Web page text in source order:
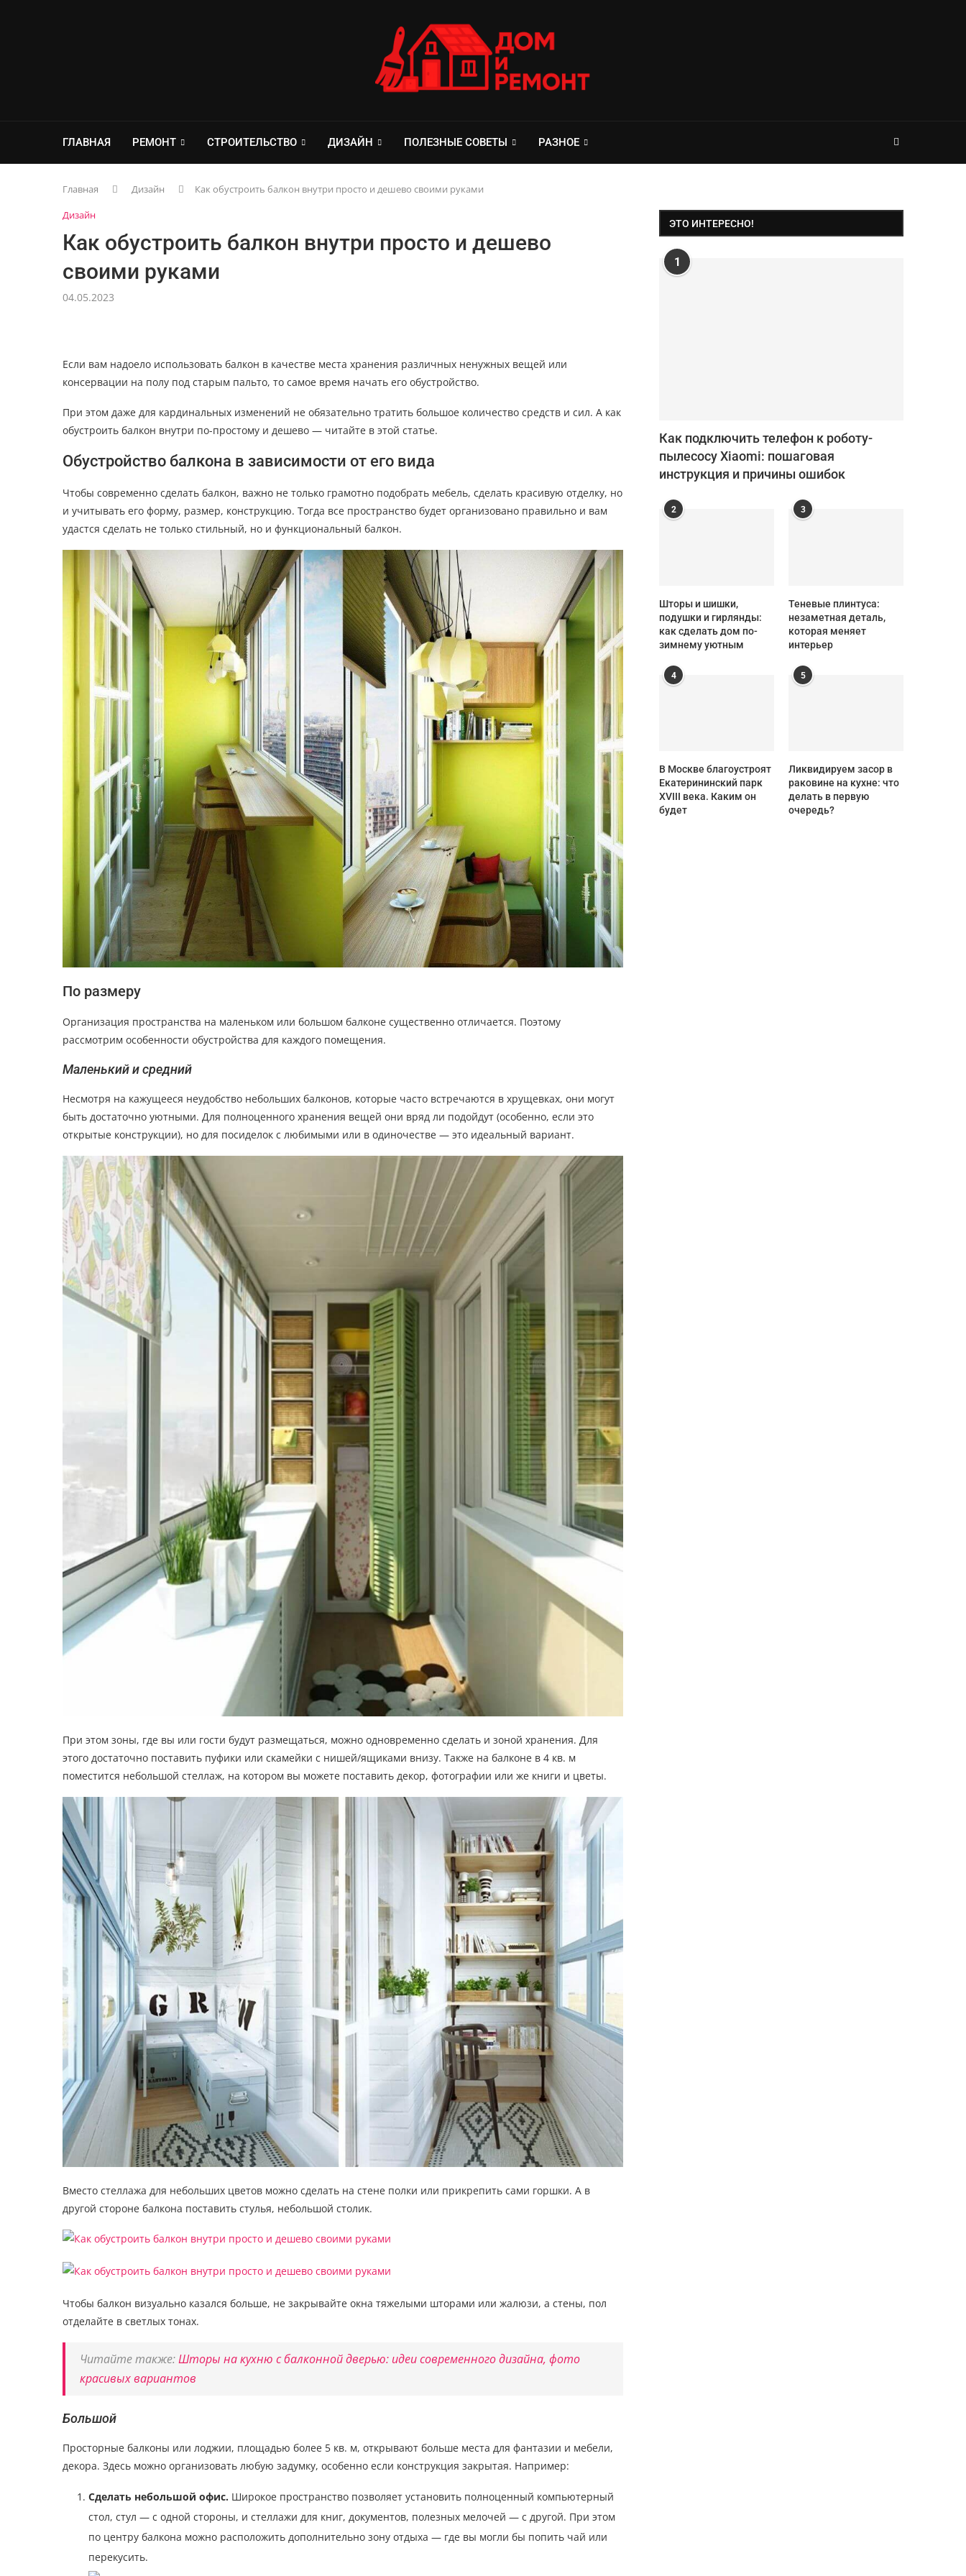
ГЛАВНАЯ РЕМОНТ СТРОИТЕЛЬСТВО ДИЗАЙН ПОЛЕЗНЫЕ СОВЕТЫ РАЗНОЕ
Главная Дизайн
Как обустроить балкон внутри просто и дешево своими руками
Дизайн
Как обустроить балкон внутри просто и дешево
своими руками
04.05.2023
Если вам надоело использовать балкон в качестве места хранения различных ненужных вещей или
консервации на полу под старым пальто, то самое время начать его обустройство.
При этом даже для кардинальных изменений не обязательно тратить большое количество средств и сил. А как
обустроить балкон внутри по-простому и дешево — читайте в этой статье.
Обустройство балкона в зависимости от его вида
Чтобы современно сделать балкон, важно не только грамотно подобрать мебель, сделать красивую отделку, но
и учитывать его форму, размер, конструкцию. Тогда все пространство будет организовано правильно и вам
удастся сделать не только стильный, но и функциональный балкон.
По размеру
Организация пространства на маленьком или большом балконе существенно отличается. Поэтому
рассмотрим особенности обустройства для каждого помещения.
Маленький и средний
Несмотря на кажущееся неудобство небольших балконов, которые часто встречаются в хрущевках, они могут
быть достаточно уютными. Для полноценного хранения вещей они вряд ли подойдут (особенно, если это
открытые конструкции), но для посиделок с любимыми или в одиночестве — это идеальный вариант.
При этом зоны, где вы или гости будут размещаться, можно одновременно сделать и зоной хранения. Для
этого достаточно поставить пуфики или скамейки с нишей/ящиками внизу. Также на балконе в 4 кв. м
поместится небольшой стеллаж, на котором вы можете поставить декор, фотографии или же книги и цветы.
Вместо стеллажа для небольших цветов можно сделать на стене полки или прикрепить сами горшки. А в
другой стороне балкона поставить стулья, небольшой столик.
Чтобы балкон визуально казался больше, не закрывайте окна тяжелыми шторами или жалюзи, а стены, пол
отделайте в светлых тонах.
Читайте также:Шторы на кухню с балконной дверью: идеи современного дизайна, фото
красивых вариантов
Большой
Просторные балконы или лоджии, площадью более 5 кв. м, открывают больше места для фантазии и мебели,
декора. Здесь можно организовать любую задумку, особенно если конструкция закрытая. Например:
Сделать небольшой офис. Широкое пространство позволяет установить полноценный компьютерный
стол, стул — с одной стороны, и стеллажи для книг, документов, полезных мелочей — с другой. При этом
по центру балкона можно расположить дополнительно зону отдыха — где вы могли бы попить чай или
перекусить.
ЭТО ИНТЕРЕСНО!
1
Как подключить телефон к роботу-
пылесосу Xiaomi: пошаговая
инструкция и причины ошибок
2
Шторы и шишки,
подушки и гирлянды:
как сделать дом по-
зимнему уютным
3
Теневые плинтуса:
незаметная деталь,
которая меняет
интерьер
4
В Москве благоустроят
Екатерининский парк
XVIII века. Каким он
будет
5
Ликвидируем засор в
раковине на кухне: что
делать в первую
очередь?